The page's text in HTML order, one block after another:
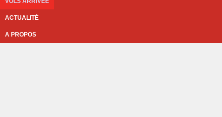
ACTUALITÉ
A PROPOS